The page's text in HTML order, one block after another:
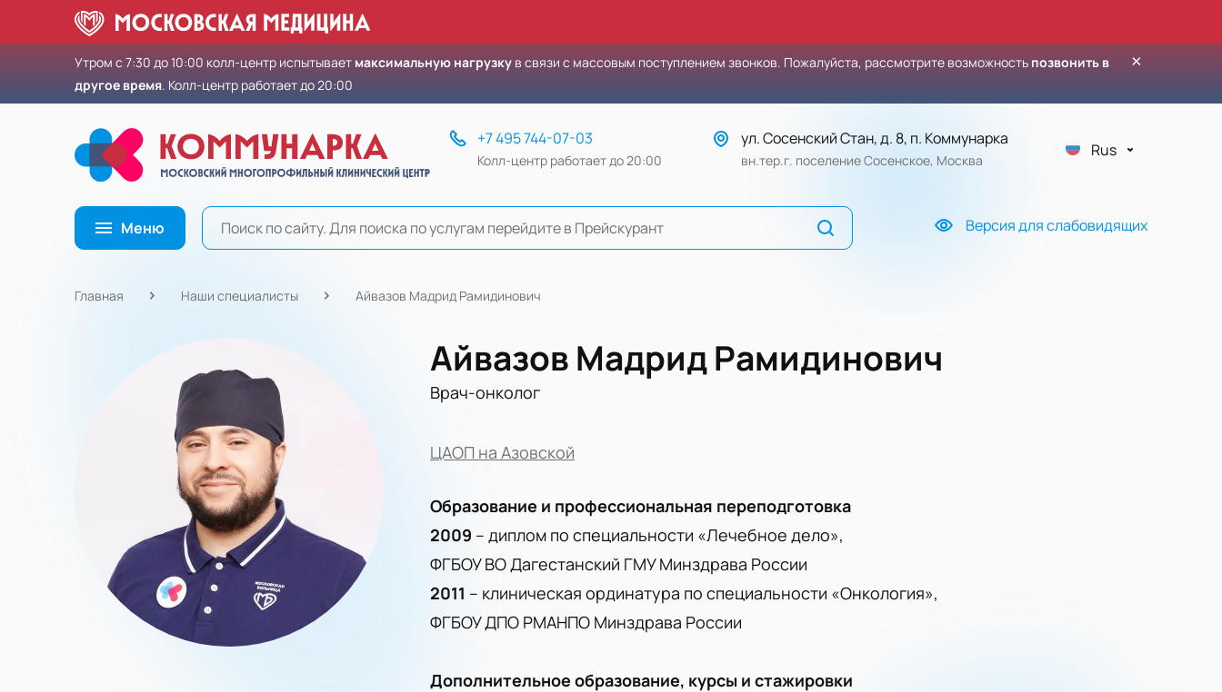
Утром с 7:30 до 10:00 колл-центр испытывает максимальную нагрузку в связи с массовым поступлением звонков. Пожалуйста, рассмотрите возможность позвонить в
другое время. Колл-центр работает до 20:00
×
+7 495 744-07-03
Колл-центр работает до 20:00
ул. Сосенский Стан, д. 8, п. Коммунарка
вн.тер.г. поселение Сосенское, Москва
Rus
Меню Версия для слабовидящих
Главная Наши специалисты Айвазов Мадрид Рамидинович
Айвазов Мадрид Рамидинович
Врач-онколог
ЦАОП на Азовской
Образование и профессиональная переподготовка
2009 – диплом по специальности «Лечебное дело»,
ФГБОУ ВО Дагестанский ГМУ Минздрава России
2011 – клиническая ординатура по специальности «Онкология»,
ФГБОУ ДПО РМАНПО Минздрава России
Дополнительное образование, курсы и стажировки